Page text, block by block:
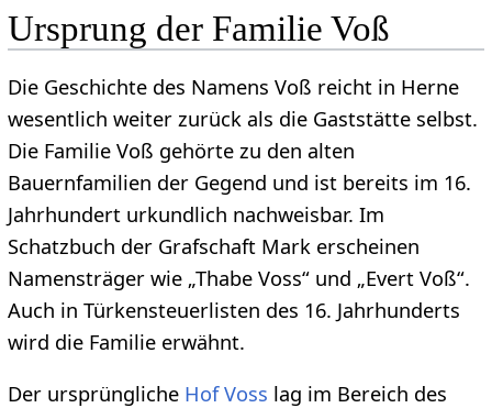
Ursprung der Familie Voß
Die Geschichte des Namens Voß reicht in Herne
wesentlich weiter zurück als die Gaststätte selbst.
Die Familie Voß gehörte zu den alten
Bauernfamilien der Gegend und ist bereits im 16.
Jahrhundert urkundlich nachweisbar. Im
Schatzbuch der Grafschaft Mark erscheinen
Namensträger wie „Thabe Voss“ und „Evert Voß“.
Auch in Türkensteuerlisten des 16. Jahrhunderts
wird die Familie erwähnt.
Der ursprüngliche Hof Voss lag im Bereich des